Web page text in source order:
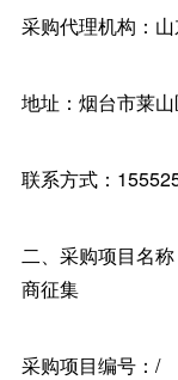
采购代理机构：
地址：烟台市莱
联系方式：
二、采购项目名
商征集
采购项目编号：/